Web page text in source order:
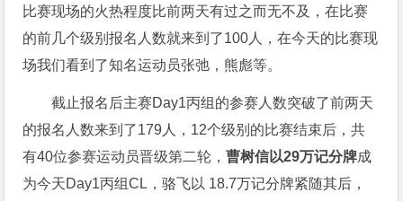
比赛现场的火热程度比前两天有过之而无不及，在比赛
的前几个级别报名人数就来到了100人，在今天的比赛现
场我们看到了知名运动员张弛，熊彪等。
截止报名后主赛Day1丙组的参赛人数突破了前两天
的报名人数来到了179人，12个级别的比赛结束后，共
有40位参赛运动员晋级第二轮，曹树信以29万记分牌成
为今天Day1丙组CL，骆飞以 18.7万记分牌紧随其后，